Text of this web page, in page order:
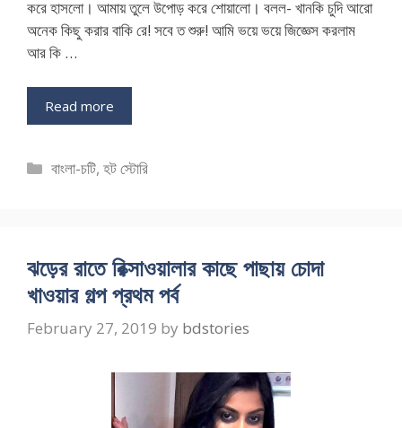
করে হাসলো। আমায় তুলে উপোড় করে শোয়ালো। বলল- খানকি চুদি আরো
অনেক কিছু করার বাকি রে! সবে ত শুরু! আমি ভয়ে ভয়ে জিজ্ঞেস করলাম
আর কি …
Read more
Categories
বাংলা-চটি,হট স্টোরি
ঝড়ের রাতে রিক্সাওয়ালার কাছে পাছায় চোদা
খাওয়ার গল্প প্রথম পর্ব
February 27, 2019 by bdstories